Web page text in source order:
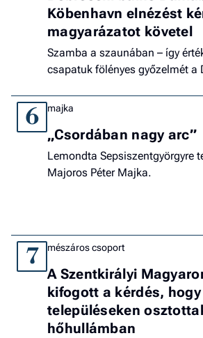
Köbenhavn elnézést
magyarázatot követel
Szamba a szaunában – így
csapatuk fölényes győzelmét a
6 majka
„Csordában nagy arc”
Lemondta Sepsiszentgyörgyre
Majoros Péter Majka.
7 mészáros csoport
A Szentkirályi
kifogott a kérdés,
településeken
hőhullámban